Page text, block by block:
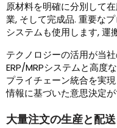
原材料を明確に分別して
業, そして完成品. 重要な
システムも使用します, 運
テクノロジーの活用が当
ERP/MRPシステムと高度
プライチェーン統合を実
情報に基づいた意思決定
大量注文の生産と配